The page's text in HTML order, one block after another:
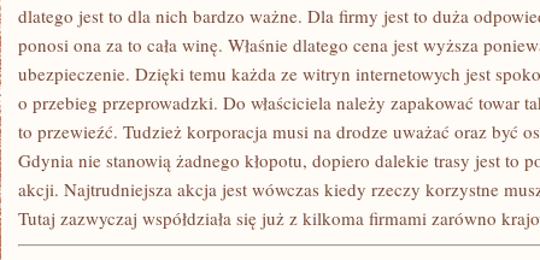
dlatego jest to dla nich bardzo ważne. Dla firmy jest to duża
ponosi ona za to cała winę. Właśnie dlatego cena jest wyższa
ubezpieczenie. Dzięki temu każda ze witryn internetowych jest
o przebieg przeprowadzki. Do właściciela należy zapakować towar
to przewieźć. Tudzież korporacja musi na drodze uważać oraz być
Gdynia nie stanowią żadnego kłopotu, dopiero dalekie trasy jest to
akcji. Najtrudniejsza akcja jest wówczas kiedy rzeczy korzystne
Tutaj zazwyczaj współdziała się już z kilkoma firmami zarówno